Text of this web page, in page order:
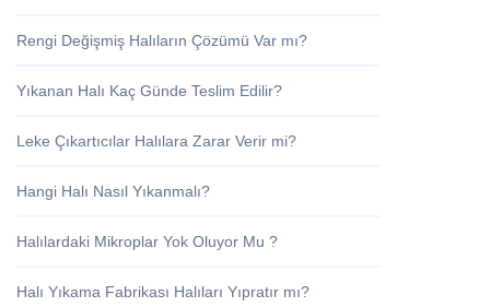
Rengi Değişmiş Halıların Çözümü Var mı?
Yıkanan Halı Kaç Günde Teslim Edilir?
Leke Çıkartıcılar Halılara Zarar Verir mi?
Hangi Halı Nasıl Yıkanmalı?
Halılardaki Mikroplar Yok Oluyor Mu ?
Halı Yıkama Fabrikası Halıları Yıpratır mı?